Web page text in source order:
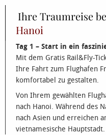
Ihre Traumreise
Hanoi
Tag 1 – Start in ein
Mit dem Gratis Rail&Fly-
Ihre Fahrt zum Flughafen
komfortabel zu gestalten.
Von Ihrem gewählten
nach Hanoi. Während des
nach Asien und erreichen
vietnamesische Hauptstadt.